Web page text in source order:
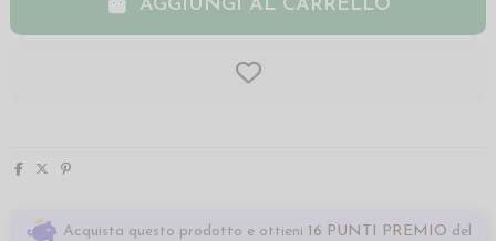
AGGIUNGI AL CARRELLO
Acquista questo prodotto e ottieni 16 PUNTI PREMIO del